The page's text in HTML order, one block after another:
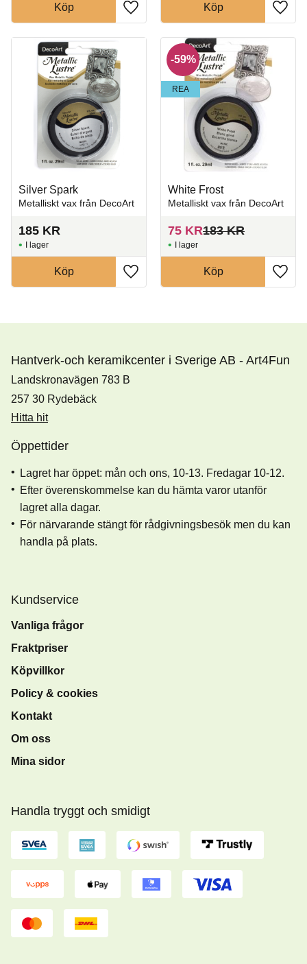
Lägg till i favoriter
Köp
Lägg
Köp
Silver Spark
Metalliskt vax från DecoArt
185 KR
Lägg till i favoriter
I lager
Köp
White Frost
Metalliskt vax från DecoArt
75 KR183KR
59%
REA
Lägg
I lager
Köp
Hantverk-och keramikcenter i Sverige AB - Art4Fun
Landskronavägen 783 B
257 30 Rydebäck
Hitta hit
Öppettider
Lagret har öppet: mån och ons, 10-13. Fredagar 10-12.
Efter överenskommelse kan du hämta varor utanför
lagret alla dagar.
För närvarande stängt för rådgivningsbesök men du kan
handla på plats.
Kundservice
Vanliga frågor
Fraktpriser
Köpvillkor
Policy & cookies
Kontakt
Om oss
Mina sidor
Handla tryggt och smidigt